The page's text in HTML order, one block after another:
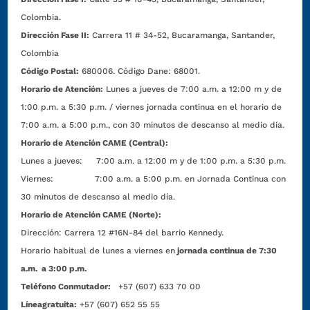
Colombia.
Dirección Fase II: Carrera 11 # 34-52, Bucaramanga, Santander,
Colombia
Código Postal: 680006. Código Dane: 68001.
Horario de Atención: Lunes a jueves de 7:00 a.m. a 12:00 m y de
1:00 p.m. a 5:30 p.m. / viernes jornada continua en el horario de
7:00 a.m. a 5:00 p.m., con 30 minutos de descanso al medio día.
Horario de Atención CAME (Central):
Lunes a jueves: 7:00 a.m. a 12:00 m y de 1:00 p.m. a 5:30 p.m.
Viernes: 7:00 a.m. a 5:00 p.m. en Jornada Continua con
30 minutos de descanso al medio día.
Horario de Atención CAME (Norte):
Dirección:Carrera 12 #16N-84 del barrio Kennedy.
Horario habitual de lunes a viernes en jornada continua de 7:30
a.m. a 3:00 p.m.
Teléfono Conmutador:
+57 (607) 633 70 00
Líneagratuita: +57 (607) 652 55 55